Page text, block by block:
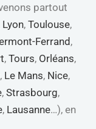
partout
Lyon, Toulouse,
Ferrand,
, Tours, Orléans,
, Le Mans, Nice,
, Strasbourg,
, Lausanne…), en